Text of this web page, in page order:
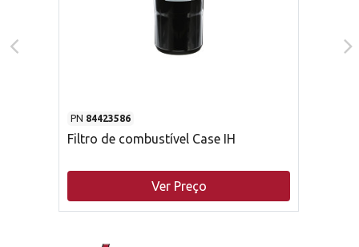
PN 84423586
Filtro de combustível Case IH
Ver Preço